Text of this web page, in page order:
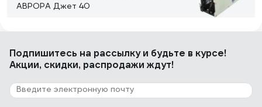
АВРОРА Джет 40
Маленький, удобен в переписке, расположении, рукав
достаточный для раскроя стандартного листового
чем в магазинах при одинаковом качестве, при
определённой сноровке расходники живут долго.
Подпишитесь на рассылкуи будьте в курсе!
Акции, скидки, распродажи ждут!